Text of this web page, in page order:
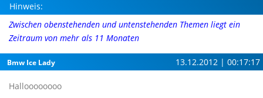
Hinweis:
Zwischen obenstehenden und untenstehenden Themen liegt ein
Zeitraum von mehr als 11 Monaten
Bmw Ice Lady 13.12.2012 | 00:17:17
Halloooooooo